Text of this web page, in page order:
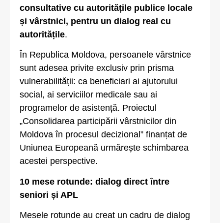
consultative cu autoritățile publice locale
și vârstnici, pentru un dialog real cu
autoritățile.
În Republica Moldova, persoanele vârstnice
sunt adesea privite exclusiv prin prisma
vulnerabilității: ca beneficiari ai ajutorului
social, ai serviciilor medicale sau ai
programelor de asistență. Proiectul
„Consolidarea participării vârstnicilor din
Moldova în procesul decizional” finanțat de
Uniunea Europeană urmărește schimbarea
acestei perspective.
10 mese rotunde: dialog direct între
seniori și APL
Mesele rotunde au creat un cadru de dialog